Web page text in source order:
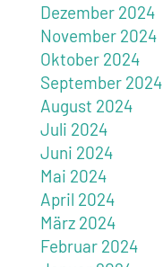
Dezember 2024
November 2024
Oktober 2024
September 2024
August 2024
Juli 2024
Juni 2024
Mai 2024
April 2024
März 2024
Februar 2024